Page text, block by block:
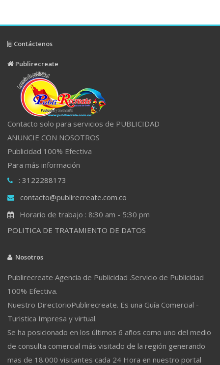
Contáctenos
Publirecreate
Contacto solo para servicios de PUBLICIDAD
ANUNCIE CON NOSOTROS
Publicidad 100% Efectiva
Para más información
: 3122288173
contacto@publirecreate.com.co
Horario de trabajo : 8:30 am - 5:30 pm
POLITICA DE TRATAMIENTO DE DATOS
Nosotros
Publirecreate Agencia de Publicidad .Servicio de Publicidad
100% Efectiva.
Nuestro DirectorioPublirecreate. Es una Guía Comercial -
Turistica Impresa y virtual.
Se ha posicionado en los últimos 6 años como uno del medio
de consulta comercial más visitado de la región generando
mas de 18.000 visitantes cada 24 Hora en nuestro portal